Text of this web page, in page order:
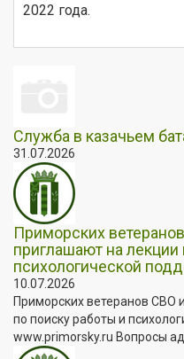
2022 года.
Служба в казачьем
31.07.2026
Приморских
приглашают на
психологической
10.07.2026
Приморских ветеранов СВО
по поиску работы и
www.primorsky.ru Вопросы